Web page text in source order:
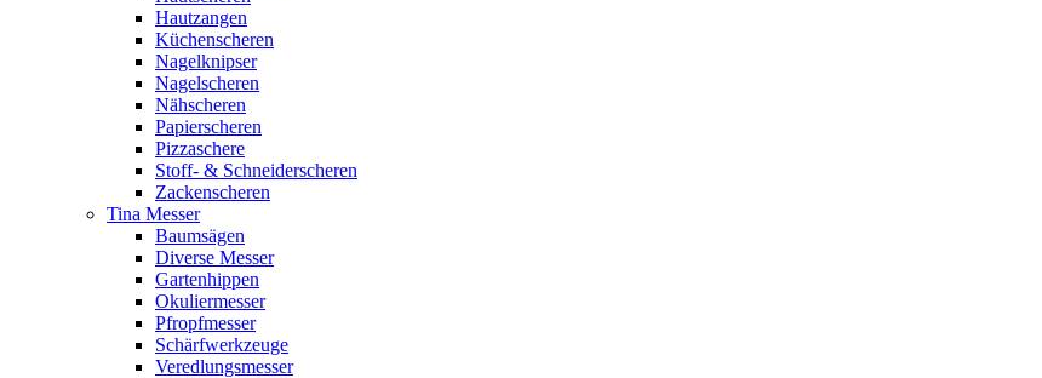
Hautzangen
Küchenscheren
Nagelknipser
Nagelscheren
Nähscheren
Papierscheren
Pizzaschere
Stoff- & Schneiderscheren
Zackenscheren
Tina Messer
Baumsägen
Diverse Messer
Gartenhippen
Okuliermesser
Pfropfmesser
Schärfwerkzeuge
Veredlungsmesser